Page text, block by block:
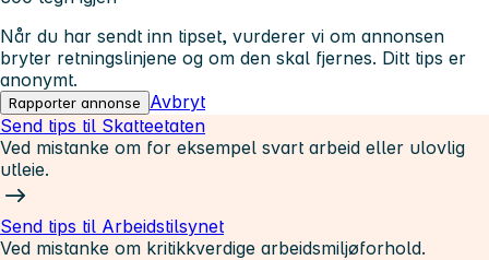
Når du har sendt inn tipset, vurderer vi om annonsen
bryter retningslinjene og om den skal fjernes. Ditt tips er
anonymt.
Rapporter annonse
Avbryt
Send tips til Skatteetaten
Ved mistanke om for eksempel svart arbeid eller ulovlig
utleie.
Send tips til Arbeidstilsynet
Ved mistanke om kritikkverdige arbeidsmiljøforhold.